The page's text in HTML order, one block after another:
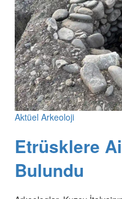
Aktüel Arkeoloji
Etrüsklere
Bulundu